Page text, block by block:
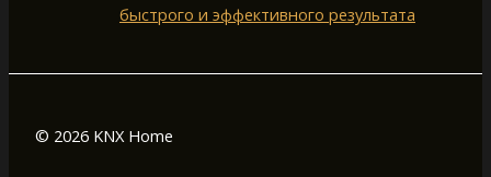
быстрого и эффективного результата
© 2026 KNX Home